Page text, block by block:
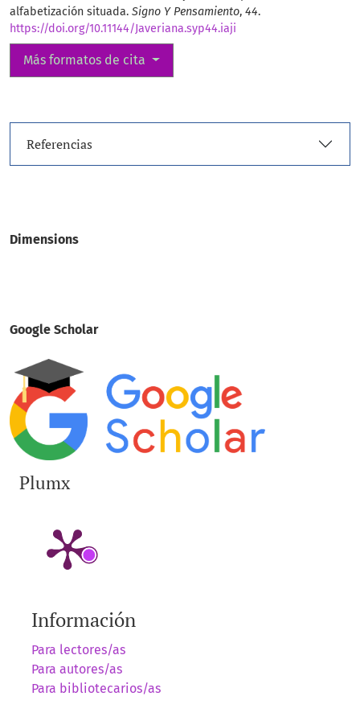
alfabetización situada. Signo Y Pensamiento, 44.
https://doi.org/10.11144/Javeriana.syp44.iaji
Más formatos de cita
Dimensions
Google Scholar
Plumx
Información
Para lectores/as
Para autores/as
Para bibliotecarios/as
Referencias